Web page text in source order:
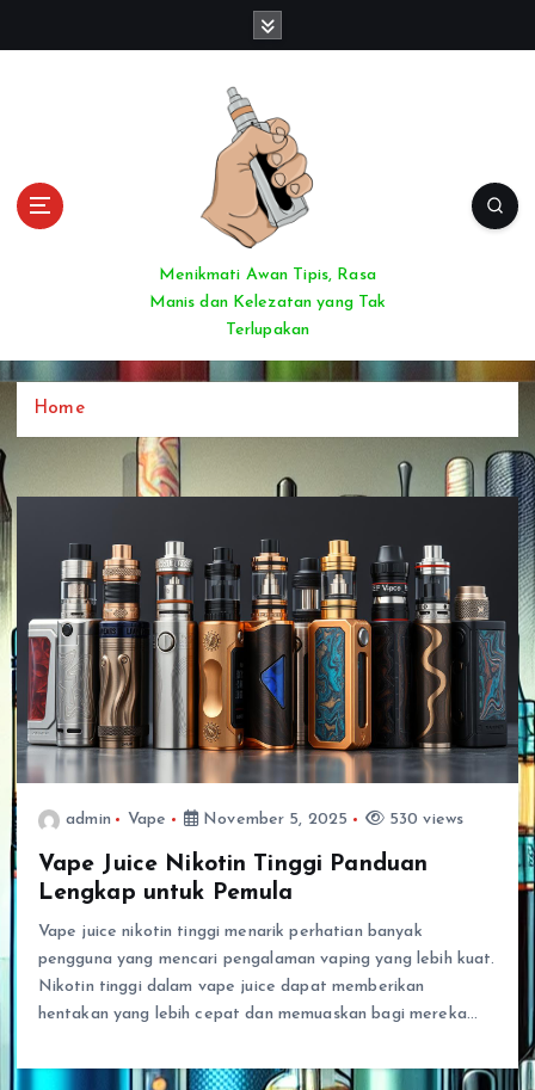
Menikmati Awan Tipis, Rasa
Manis dan Kelezatan yang Tak
Terlupakan
Home
admin Vape November 5, 2025 530 views
Vape Juice Nikotin Tinggi Panduan
Lengkap untuk Pemula
Vape juice nikotin tinggi menarik perhatian banyak
pengguna yang mencari pengalaman vaping yang lebih kuat.
Nikotin tinggi dalam vape juice dapat memberikan
hentakan yang lebih cepat dan memuaskan bagi mereka…